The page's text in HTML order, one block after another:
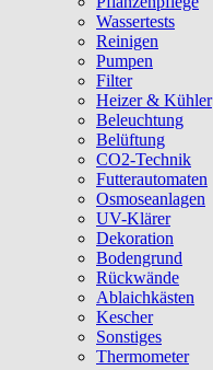
Wassertests
Reinigen
Pumpen
Filter
Heizer & Kühler
Beleuchtung
Belüftung
CO2-Technik
Futterautomaten
Osmoseanlagen
UV-Klärer
Dekoration
Bodengrund
Rückwände
Ablaichkästen
Kescher
Sonstiges
Thermometer